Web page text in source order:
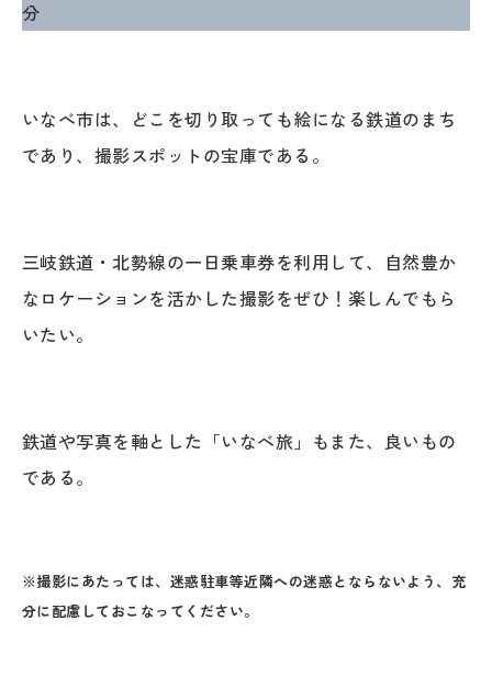
分
いなべ市は、どこを切り取っても絵になる鉄道のまち
であり、撮影スポットの宝庫である。
三岐鉄道・北勢線の一日乗車券を利用して、自然豊か
なロケーションを活かした撮影をぜひ！楽しんでもら
いたい。
鉄道や写真を軸とした「いなべ旅」もまた、良いもの
である。
※撮影にあたっては、迷惑駐車等近隣への迷惑とならないよう、充
分に配慮しておこなってください。